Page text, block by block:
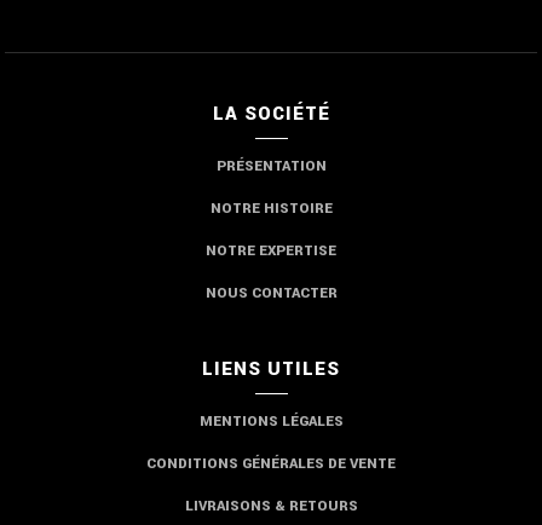
LA SOCIÉTÉ
PRÉSENTATION
NOTRE HISTOIRE
NOTRE EXPERTISE
NOUS CONTACTER
LIENS UTILES
MENTIONS LÉGALES
CONDITIONS GÉNÉRALES DE VENTE
LIVRAISONS & RETOURS